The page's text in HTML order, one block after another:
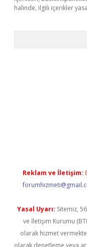
halinde, ilgili içerikler
Reklam ve İletişim:
Yasal Uyarı: Sitemiz,
ve İletişim Kurumu
olarak hizmet
olarak denetleme veya